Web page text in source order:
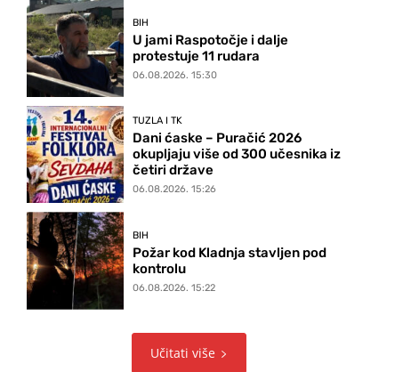
BIH
U jami Raspotočje i dalje
protestuje 11 rudara
06.08.2026. 15:30
TUZLA I TK
Dani ćaske – Puračić 2026
okupljaju više od 300 učesnika iz
četiri države
06.08.2026. 15:26
BIH
Požar kod Kladnja stavljen pod
kontrolu
06.08.2026. 15:22
Učitati više